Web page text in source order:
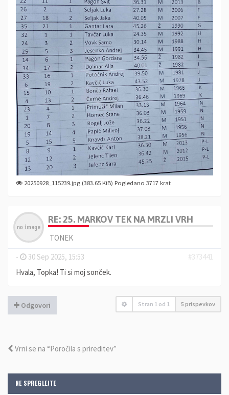
NE SPREGLEJTE
20250928_115239.jpg (383.65 KiB) Pogledano 3717 krat
RE: 25. MARKOV TEK NA MRZLI VRH
TONEK
-
30 Sep 2025, 15:53
#373441
Hvala, Topka! Ti si moj sonček.
Odgovori Stran 1 od 1 5 prispevkov
Vrni se na “Poročila s prireditev”